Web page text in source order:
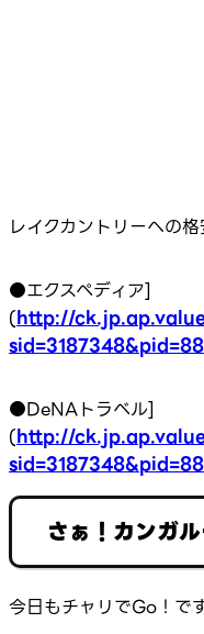
レイクカントリーへの
●エクスペディア]
(http://
●DeNAトラベル]
(http://
さぁ！カンガ
今日もチャリでGo！で